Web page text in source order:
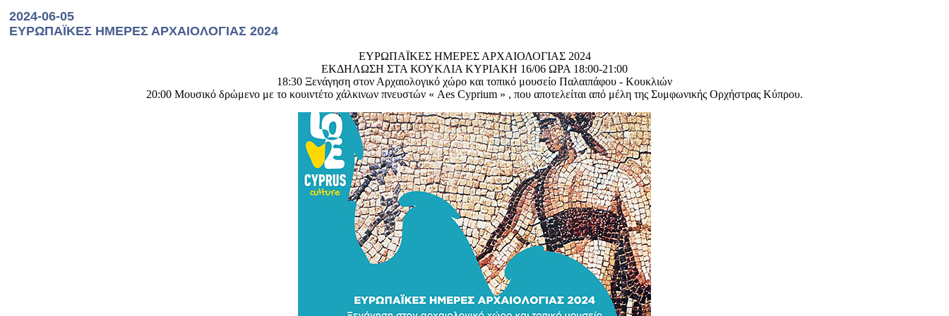
2024-06-05
ΕΥΡΩΠΑΪΚΕΣ ΗΜΕΡΕΣ ΑΡΧΑΙΟΛΟΓΙΑΣ 2024
ΕΥΡΩΠΑΪΚΕΣ ΗΜΕΡΕΣ ΑΡΧΑΙΟΛΟΓΙΑΣ 2024
ΕΚΔΗΛΩΣΗ ΣΤΑ ΚΟΥΚΛΙΑ ΚΥΡΙΑΚΗ 16/06 ΩΡΑ 18:00-21:00
18:30 Ξενάγηση στον Αρχαιολογικό χώρο και τοπικό μουσείο Παλαιπάφου - Κουκλιών
20:00 Μουσικό δρώμενο με το κουιντέτο χάλκινων πνευστών « Aes Cyprium » , που αποτελείται από μέλη της Συμφωνικής Ορχήστρας Κύπρου.